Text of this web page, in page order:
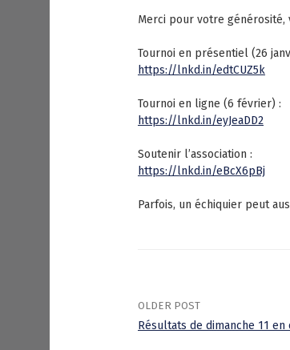
Merci pour votre générosité,
Tournoi en présentiel (26
https://lnkd.in/edtCUZ5k
Tournoi en ligne (6 février) :
https://lnkd.in/eyJeaDD2
Soutenir l’association :
https://lnkd.in/eBcX6pBj
Parfois, un échiquier peut
OLDER POST
Résultats de dimanche 11